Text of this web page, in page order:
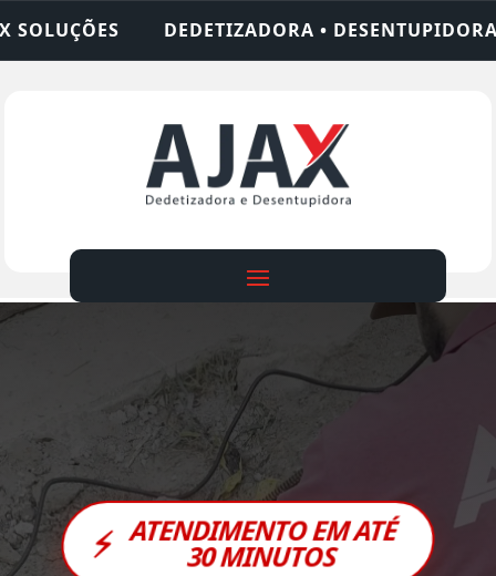
• DESENTUPIDORA • LIMPEZA DE FOSSA •
⚡ ATENDIMENTO EM ATÉ
30 MINUTOS